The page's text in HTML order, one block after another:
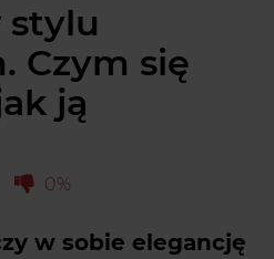
stylu
Czym się
ją
0%
w sobie elegancję